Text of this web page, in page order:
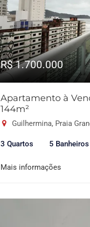
R$ 1.700.000
Apartamento à
144m²
Guilhermina, Praia
3 Quartos 5 Banheiros
Mais informações